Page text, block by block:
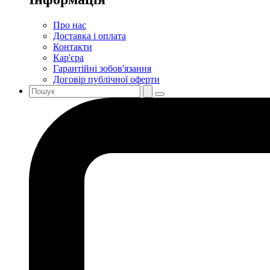
Про нас
Доставка і оплата
Контакти
Кар'єра
Гарантійні зобов'язання
Договір публічної оферти